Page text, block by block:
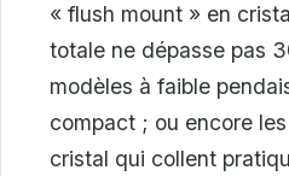
« flush mount » en
totale ne dépasse pas
modèles à faible
compact ; ou encore
cristal qui collent